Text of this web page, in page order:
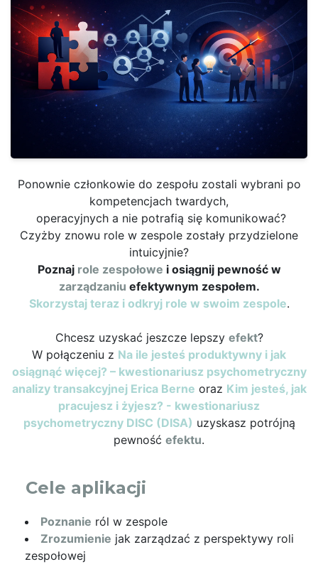
Ponownie członkowie do zespołu zostali wybrani po
kompetencjach twardych,
operacyjnych a nie potrafią się komunikować?
Czyżby znowu role w zespole zostały przydzielone
intuicyjnie?
Poznaj role zespołowe i osiągnij pewność w
zarządzaniu efektywnym zespołem.
Skorzystaj teraz i odkryj role w swoim zespole.
Chcesz uzyskać jeszcze lepszy efekt?
W połączeniu z Na ile jesteś produktywny i jak
osiągnąć więcej? – kwestionariusz psychometryczny
analizy transakcyjnej Erica Berne oraz Kim jesteś, jak
pracujesz i żyjesz? - kwestionariusz
psychometryczny DISC (DISA) uzyskasz potrójną
pewność efektu.
Cele aplikacji
Poznanie ról w zespole
Zrozumienie jak zarządzać z perspektywy roli
zespołowej